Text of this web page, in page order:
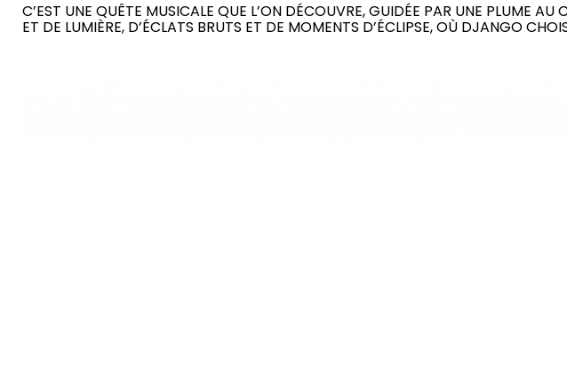
C’EST UNE QUÊTE MUSICALE QUE L’ON DÉCOUVRE, GUIDÉE PAR UNE PLUME
ET DE LUMIÈRE, D’ÉCLATS BRUTS ET DE MOMENTS D’ÉCLIPSE, OÙ DJANGO